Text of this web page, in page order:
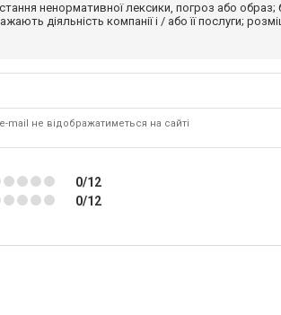
ненормативної лексики, погроз або
діяльність компанії і / або її послуги;
mail не відображатиметься на сайті
0/12
0/12